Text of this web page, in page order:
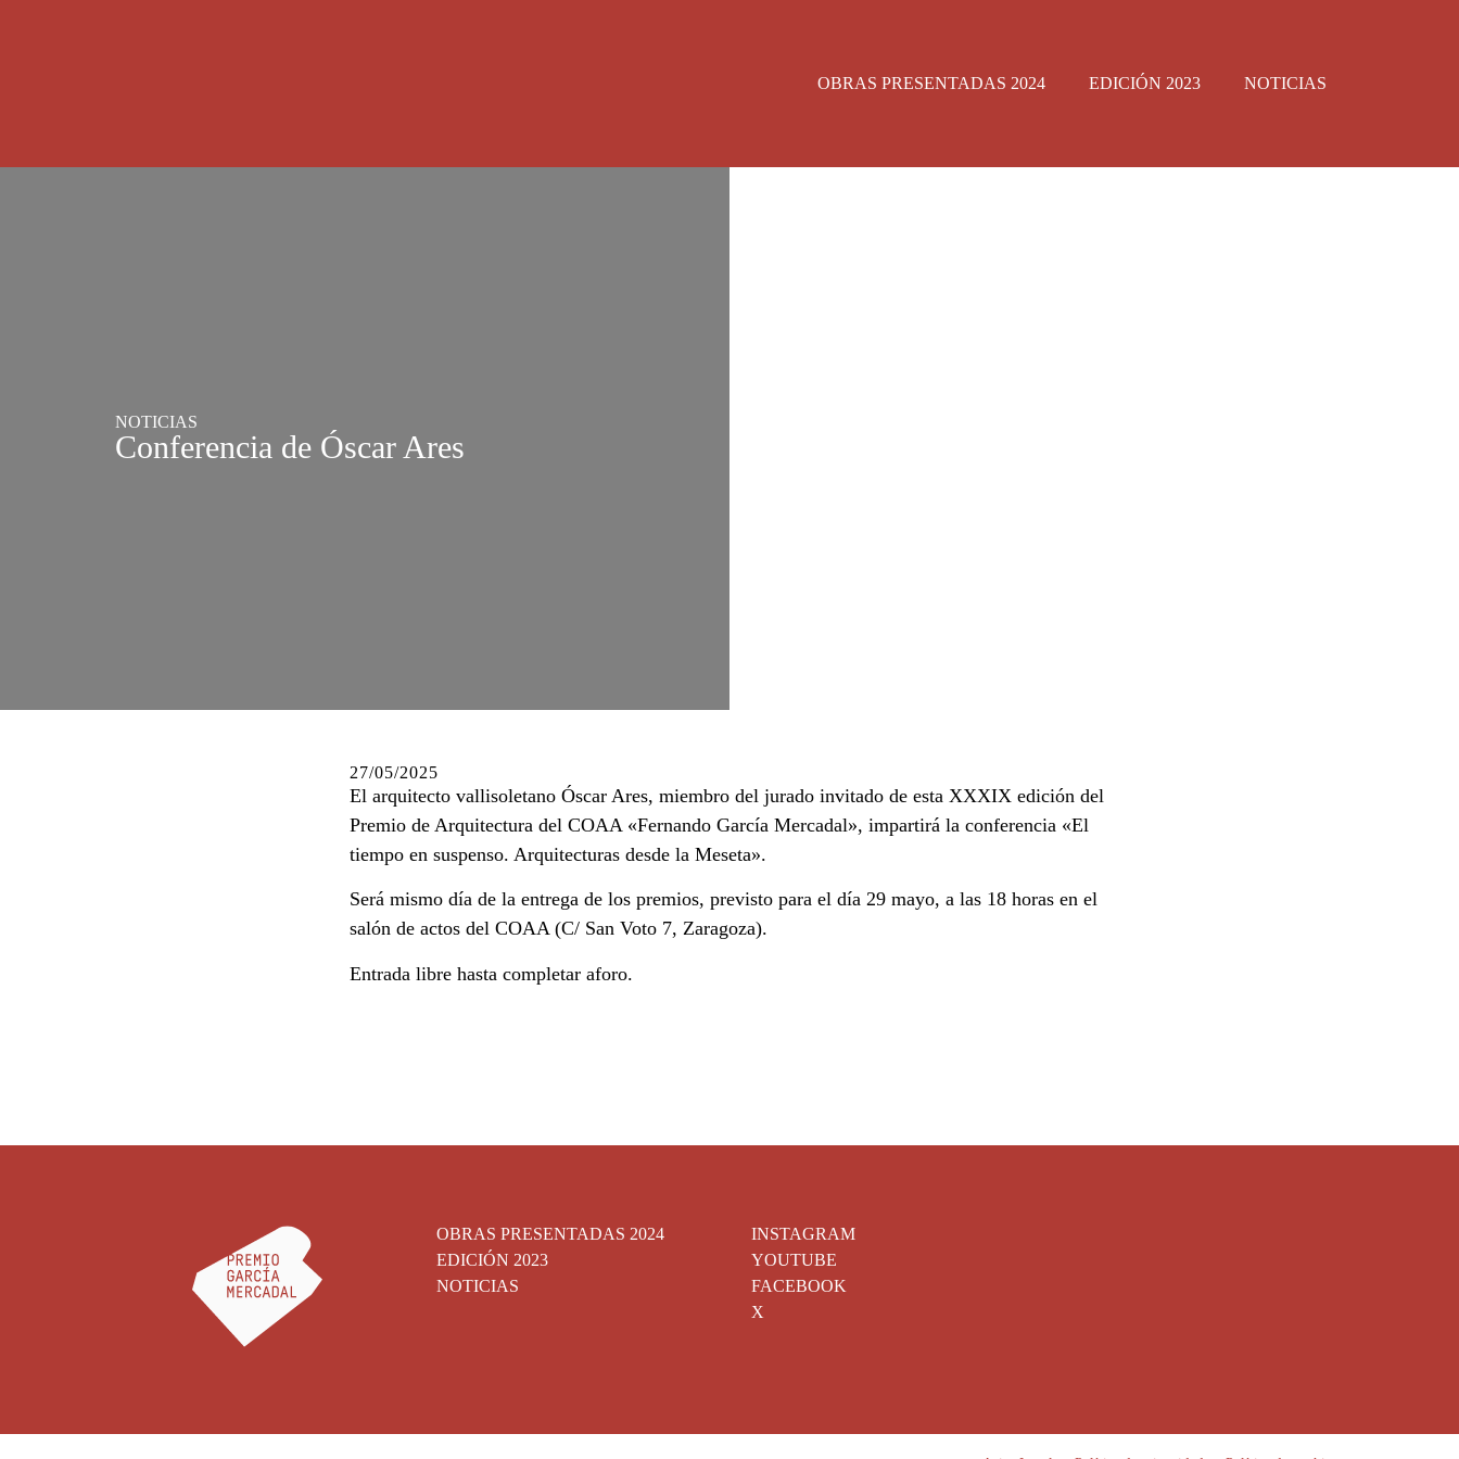
OBRAS PRESENTADAS 2024 EDICIÓN 2023 NOTICIAS
NOTICIAS
Conferencia de Óscar Ares
27/05/2025
El arquitecto vallisoletano Óscar Ares, miembro del jurado invitado de esta XXXIX edición del
Premio de Arquitectura del COAA «Fernando García Mercadal», impartirá la conferencia «El
tiempo en suspenso. Arquitecturas desde la Meseta».
Será mismo día de la entrega de los premios, previsto para el día 29 mayo, a las 18 horas en el
salón de actos del COAA (C/ San Voto 7, Zaragoza).
Entrada libre hasta completar aforo.
OBRAS PRESENTADAS 2024
EDICIÓN 2023
NOTICIAS
INSTAGRAM
YOUTUBE
FACEBOOK
X